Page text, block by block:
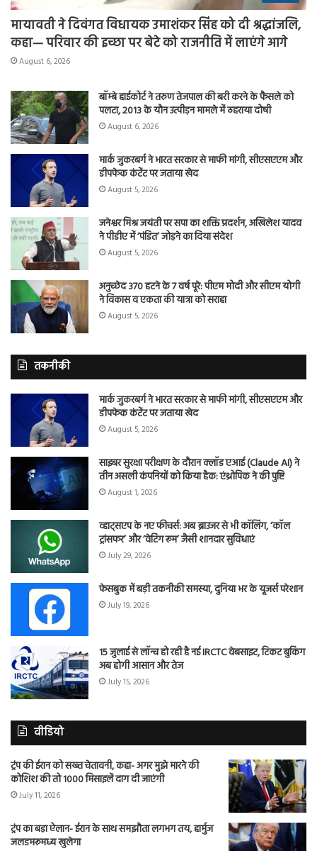
मायावती ने दिवंगत विधायक उमाशंकर सिंह को दी श्रद्धांजलि,
कहा— परिवार की इच्छा पर बेटे को राजनीति में लाएंगे आगे
August 6, 2026
बॉम्बे हाईकोर्ट ने तरुण तेजपाल की बरी करने के फैसले को
पलटा, 2013 के यौन उत्पीड़न मामले में ठहराया दोषी
August 6, 2026
मार्क जुकरबर्ग ने भारत सरकार से माफी मांगी, सीएसएएम और
डीपफेक कंटेंट पर जताया खेद
August 5, 2026
जनेश्वर मिश्र जयंती पर सपा का शक्ति प्रदर्शन, अखिलेश यादव
ने पीडीए में ‘पंडित’ जोड़ने का दिया संदेश
August 5, 2026
अनुच्छेद 370 हटने के 7 वर्ष पूरे: पीएम मोदी और सीएम योगी
ने विकास व एकता की यात्रा को सराहा
August 5, 2026
तकनीकी
मार्क जुकरबर्ग ने भारत सरकार से माफी मांगी, सीएसएएम और
डीपफेक कंटेंट पर जताया खेद
August 5, 2026
साइबर सुरक्षा परीक्षण के दौरान क्लॉड एआई (Claude AI) ने
तीन असली कंपनियों को किया हैक: एंथ्रोपिक ने की पुष्टि
August 1, 2026
व्हाट्सएप के नए फीचर्स: अब ब्राउजर से भी कॉलिंग, ‘कॉल
ट्रांसफर’ और ‘वेटिंग रूम’ जैसी शानदार सुविधाएं
July 29, 2026
फेसबुक में बड़ी तकनीकी समस्या, दुनिया भर के यूजर्स परेशान
July 19, 2026
15 जुलाई से लॉन्च हो रही है नई IRCTC वेबसाइट, टिकट बुकिंग
अब होगी आसान और तेज
July 15, 2026
वीडियो
ट्रंप की ईरान को सख्त चेतावनी, कहा- अगर मुझे मारने की
कोशिश की तो 1000 मिसाइलें दाग दी जाएंगी
July 11, 2026
ट्रंप का बड़ा ऐलान- ईरान के साथ समझौता लगभग तय, हार्मुज
जलडमरूमध्य खुलेगा